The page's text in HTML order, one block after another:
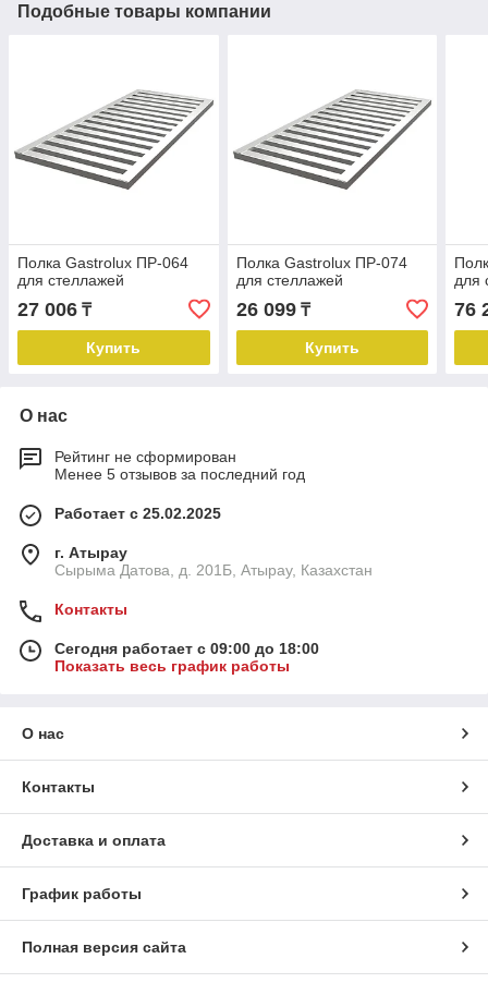
Подобные товары компании
Полка Gastrolux ПР-064
для стеллажей
27 006 ₸
Купить
Полка Gastrolux ПР-074
для стеллажей
26 099₸
Купить
для
76
О нас
Рейтинг не сформирован
Менее 5 отзывов за последний год
Работает с 25.02.2025
г. Атырау
Сырыма Датова, д. 201Б, Атырау, Казахстан
Контакты
Сегодня работает с 09:00 до 18:00
Показать весь график работы
О нас
Контакты
Доставка и оплата
График работы
Полная версия сайта